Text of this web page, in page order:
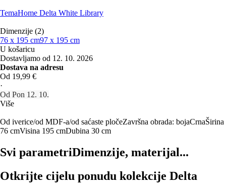
TemaHome Delta White Library
Dimenzije (2)
76 x 195 cm97 x 195 cm
U košaricu
Dostavljamo od 12. 10. 2026
Dostava na adresu
Od 19,99 €
·
Od Pon 12. 10.
Više
Od iverice/od MDF-a/od saćaste pločeZavršna obrada: bojaCrnaŠirina
76 cmVisina 195 cmDubina 30 cm
Svi parametriDimenzije, materijal...
Otkrijte cijelu ponudu kolekcije Delta